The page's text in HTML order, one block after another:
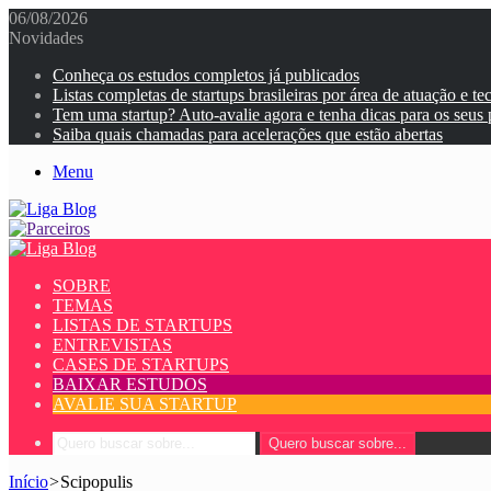
06/08/2026
Novidades
Conheça os estudos completos já publicados
Listas completas de startups brasileiras por área de atuação e
Tem uma startup? Auto-avalie agora e tenha dicas para os seus
Saiba quais chamadas para acelerações que estão abertas
Menu
SOBRE
TEMAS
LISTAS DE STARTUPS
ENTREVISTAS
CASES DE STARTUPS
BAIXAR ESTUDOS
AVALIE SUA STARTUP
Quero buscar sobre...
Início>Scipopulis